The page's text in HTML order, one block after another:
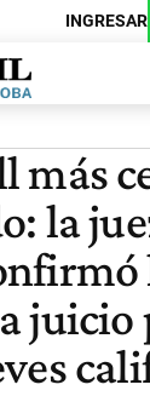
INGRESAR
la
juicio